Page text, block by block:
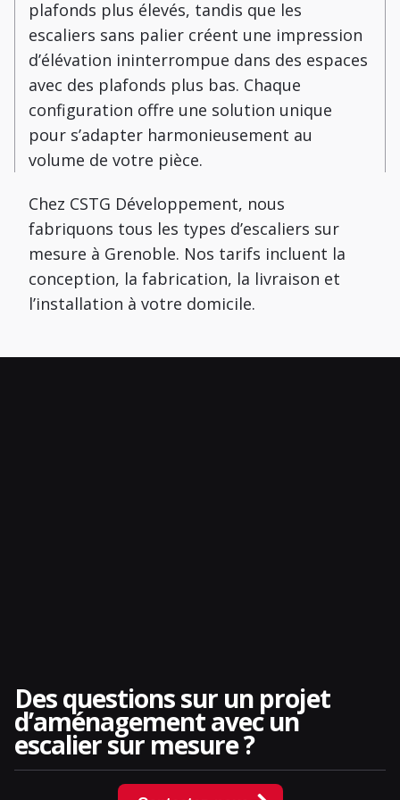
plafonds plus élevés, tandis que les
escaliers sans palier créent une impression
d’élévation ininterrompue dans des espaces
avec des plafonds plus bas. Chaque
configuration offre une solution unique
pour s’adapter harmonieusement au
volume de votre pièce.
Chez CSTG Développement, nous
fabriquons tous les types d’escaliers sur
mesure à Grenoble. Nos tarifs incluent la
conception, la fabrication, la livraison et
l’installation à votre domicile.
Des questions sur un projet
d’aménagement avec un
escalier sur mesure ?